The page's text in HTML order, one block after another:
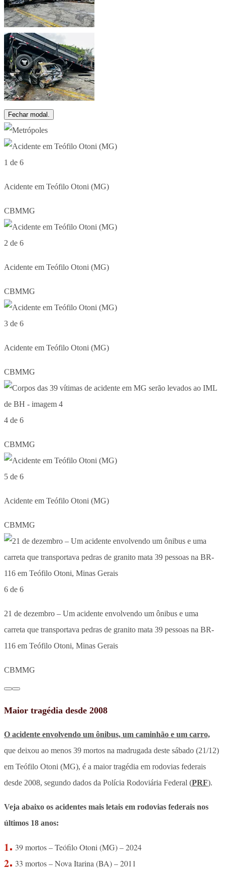
Fechar modal.
1 de 6
Acidente em Teófilo Otoni (MG)
CBMMG
2 de 6
Acidente em Teófilo Otoni (MG)
CBMMG
3 de 6
Acidente em Teófilo Otoni (MG)
CBMMG
4 de 6
CBMMG
5 de 6
Acidente em Teófilo Otoni (MG)
CBMMG
6 de 6
21 de dezembro – Um acidente envolvendo um ônibus e uma
carreta que transportava pedras de granito mata 39 pessoas na BR-
116 em Teófilo Otoni, Minas Gerais
CBMMG
Maior tragédia desde 2008
O acidente envolvendo um ônibus, um caminhão e um carro,
que deixou ao menos 39 mortos na madrugada deste sábado (21/12)
em Teófilo Otoni (MG), é a maior tragédia em rodovias federais
desde 2008, segundo dados da Polícia Rodoviária Federal (PRF).
Veja abaixo os acidentes mais letais em rodovias federais nos
últimos 18 anos:
39 mortos – Teófilo Otoni (MG) – 2024
33 mortos – Nova Itarina (BA) – 2011